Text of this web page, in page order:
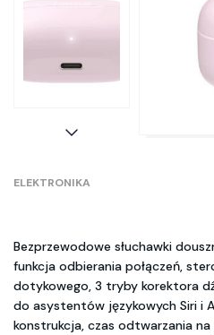
ELEKTRONIKA
Bezprzewodowe słuchawki
funkcja odbierania połączeń,
dotykowego, 3 tryby korektora
do asystentów językowych Siri i
konstrukcja, czas odtwarzania